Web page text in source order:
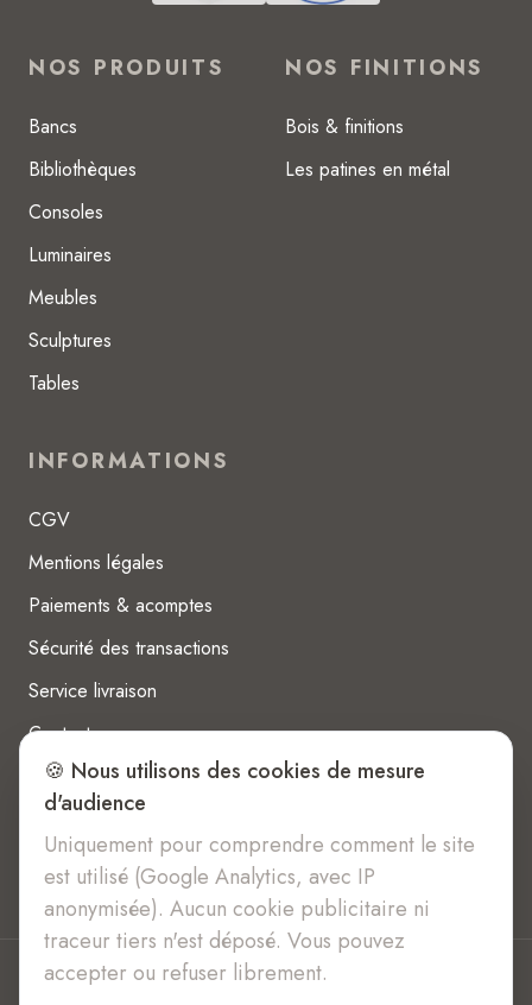
NOS PRODUITS
Bancs
Bibliothèques
Consoles
Luminaires
Meubles
Sculptures
Tables
NOS FINITIONS
Bois & finitions
Les patines en métal
INFORMATIONS
CGV
Mentions légales
Paiements & acomptes
Sécurité des transactions
Service livraison
Contact
© 2026 Douceur Brute. Tous droits réservés.
🍪 Nous utilisons des cookies de mesure
d'audience
Uniquement pour comprendre comment le site
est utilisé (Google Analytics, avec IP
anonymisée). Aucun cookie publicitaire ni
traceur tiers n'est déposé. Vous pouvez
accepter ou refuser librement.